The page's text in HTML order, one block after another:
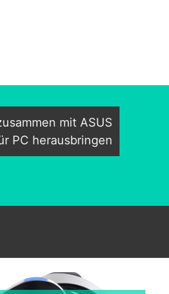
mit ASUS
PC herausbringen